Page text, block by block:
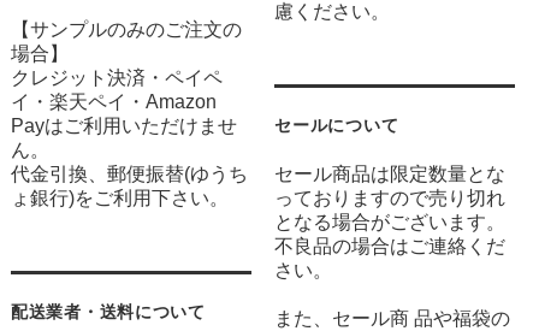
【サンプルのみのご注文の
場合】
クレジット決済・ペイペ
イ・楽天ペイ・Amazon
Payはご利用いただけませ
ん。
代金引換、郵便振替(ゆうち
ょ銀行)をご利用下さい。
配送業者・送料について
慮ください。
セールについて
セール商品は限定数量とな
っておりますので売り切れ
となる場合がございます。
不良品の場合はご連絡くだ
さい。
また、セール商 品や福袋の